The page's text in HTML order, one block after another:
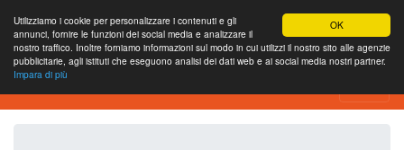
OK
Utilizziamo i cookie per personalizzare i contenuti e gli
annunci, fornire le funzioni dei social media e analizzare il
nostro traffico. Inoltre forniamo informazioni sul modo in cui utilizzi il nostro sito alle agenzie
pubblicitarie, agli istituti che eseguono analisi dei dati web e ai social media nostri partner.
Impara di più
SEO Analytics